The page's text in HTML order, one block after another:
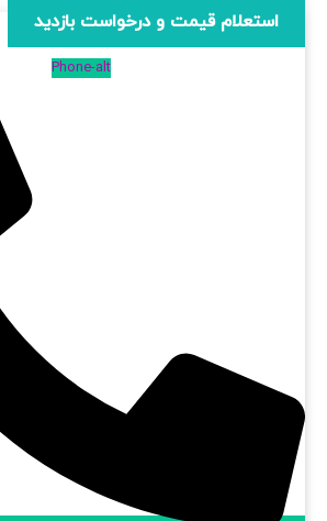
استعلام قیمت و درخواست بازدید
Phone-alt